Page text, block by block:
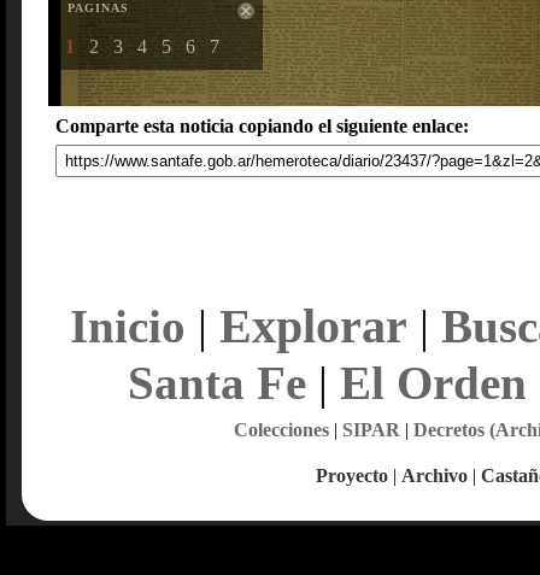
PAGINAS
1 2 3 4 5 6 7
Comparte esta noticia copiando el siguiente enlace:
Inicio | Explorar |
Santa Fe| El Orden
Colecciones| SIPAR | Decretos
Proyecto | Archivo |